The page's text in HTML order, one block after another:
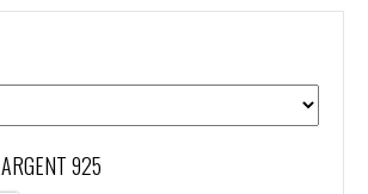
ARGENT 925